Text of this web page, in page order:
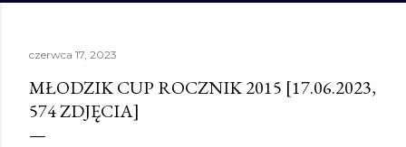
czerwca 17, 2023
MŁODZIK CUP ROCZNIK 2015 [17.06.2023,
574 ZDJĘCIA]